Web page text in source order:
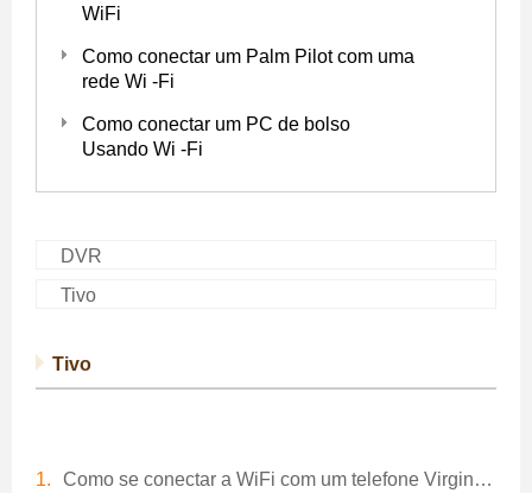
WiFi
Como conectar um Palm Pilot com uma
rede Wi -Fi
Como conectar um PC de bolso
Usando Wi -Fi
DVR
Tivo
Tivo
Como se conectar a WiFi com um telefone Virgin Mobile